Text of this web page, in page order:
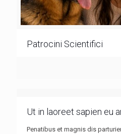
Patrocini Scientifici
Ut in laoreet sapien eu
Penatibus et magnis dis